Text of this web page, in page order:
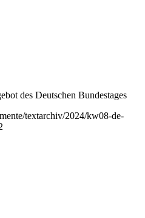
des Deutschen Bundestages
textarchiv/2024/kw08-de-